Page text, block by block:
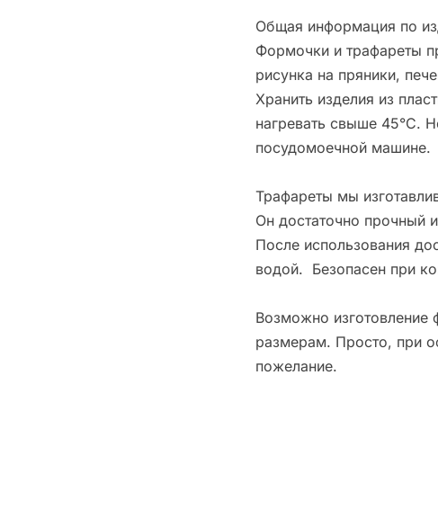
Общая информация по
Формочки и трафареты
рисунка на пряники,
Хранить изделия из
нагревать свыше 45°С.
посудомоечной машине.
Трафареты мы
Он достаточно прочный
После использования
водой. Безопасен при
Возможно
размерам. Просто, при
пожелание.